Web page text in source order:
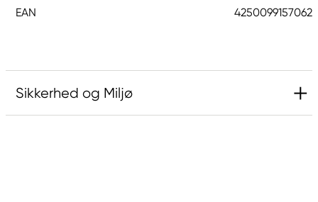
EAN 4250099157062
Sikkerhed og Miljø